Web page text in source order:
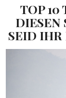
TOP 10
DIESEN
SEID IHR